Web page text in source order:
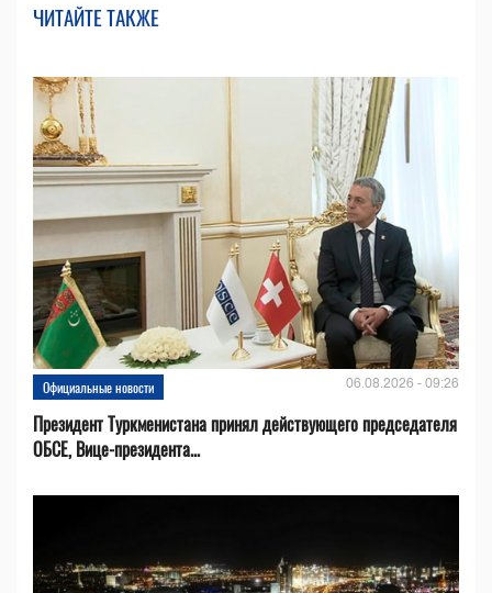
ЧИТАЙТЕ ТАКЖЕ
Официальные новости 06.08.2026 - 09:26
Президент Туркменистана принял действующего председателя
ОБСЕ, Вице-президента...